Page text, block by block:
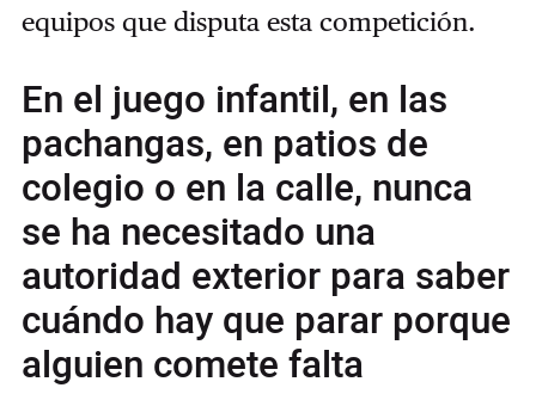
equipos que disputa esta competición.
En el juego infantil, en las
pachangas, en patios de
colegio o en la calle, nunca
se ha necesitado una
autoridad exterior para saber
cuándo hay que parar porque
alguien comete falta